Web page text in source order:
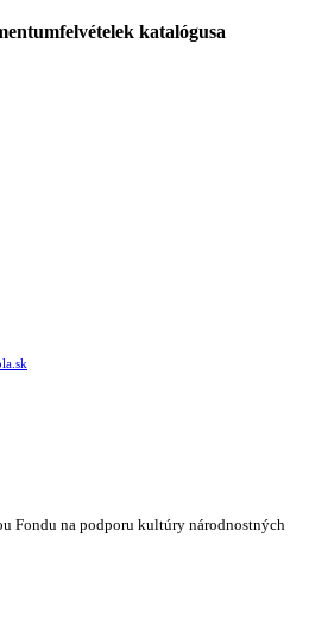
katalógusa
Fondu na podporu kultúry národnostných